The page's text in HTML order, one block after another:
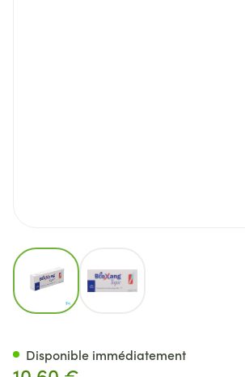
View larger image
Disponible immédiatement